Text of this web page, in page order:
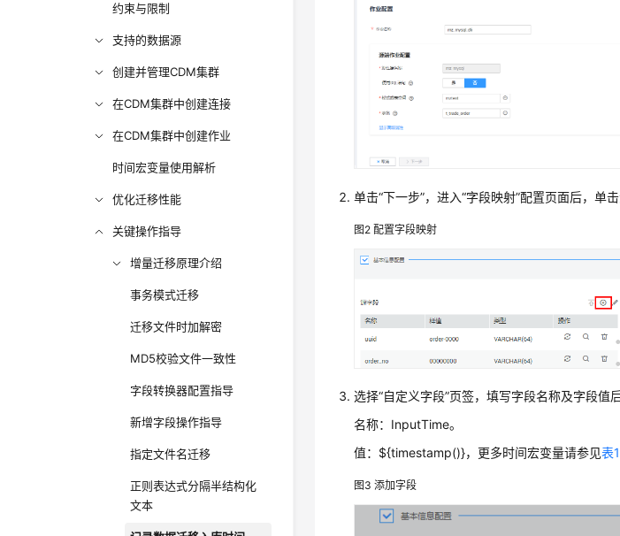
约束与限制
支持的数据源
创建并管理CDM集群
在CDM集群中创建连接
在CDM集群中创建作业
时间宏变量使用解析
优化迁移性能
关键操作指导
增量迁移原理介绍
事务模式迁移
迁移文件时加解密
MD5校验文件一致性
字段转换器配置指导
新增字段操作指导
指定文件名迁移
正则表达式分隔半结构化
文本
单击“下一步”，进入“字段映射”配置页面后，单
图2配置字段映射
选择“自定义字段”页签，填写字段名称及字段值
名称：InputTime。
值：${timestamp()}，更多时间宏变量请参见表1
图3添加字段